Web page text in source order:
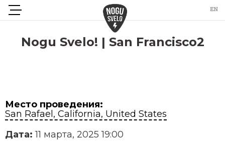
Nogu Svelo! | San Francisco2
Место проведения:
San Rafael, California, United States
Дата: 11 марта, 2025 19:00